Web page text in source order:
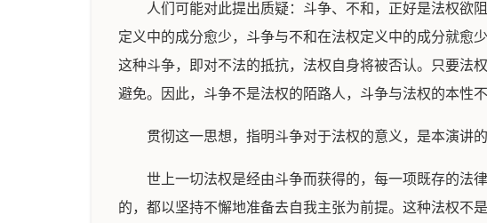
人们可能对此提出质疑：斗争、不和，正好是法权欲
定义中的成分愈少，斗争与不和在法权定义中的成分就愈
这种斗争，即对不法的抵抗，法权自身将被否认。只要
避免。因此，斗争不是法权的陌路人，斗争与法权的本性
贯彻这一思想，指明斗争对于法权的意义，是本演讲的
世上一切法权是经由斗争而获得的，每一项既存的法
的，都以坚持不懈地准备去自我主张为前提。这种法权不